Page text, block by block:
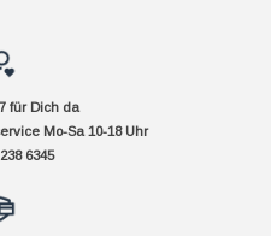
für Dich da
Mo-Sa 10-18 Uhr
6345